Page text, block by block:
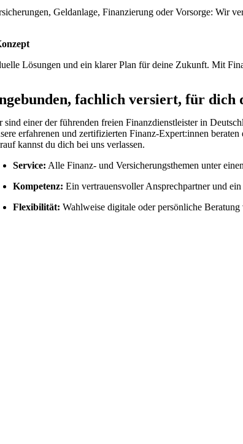
Geldanlage, Finanzierung oder Vorsorge: Wir
Lösungen und ein klarer Plan für deine Zukunft. Mit
fachlich versiert,für dich
sind einer der führenden freien Finanzdienstleister in
erfahrenen und zertifizierten Finanz-Expert:innen
kannst du dich bei uns verlassen.
Service: Alle Finanz- und Versicherungsthemen unter
Kompetenz: Ein vertrauensvoller Ansprechpartner und
Flexibilität: Wahlweise digitale oder persönliche